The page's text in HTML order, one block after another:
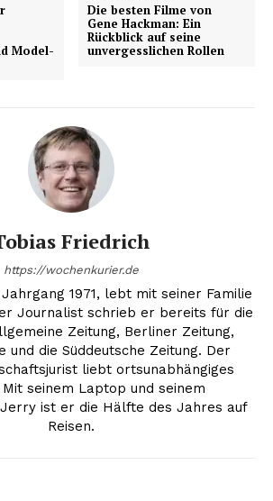
Model-
Die besten Filme von
Gene Hackman: Ein
Rückblick auf seine
unvergesslichen Rollen
Friedrich
https://wochenkurier.de
1971, lebt mit seiner Familie
Journalist schrieb er bereits für die
Zeitung, Berliner Zeitung,
und die Süddeutsche Zeitung. Der
liebt ortsunabhängiges
seinem Laptop und seinem
ist er die Hälfte des Jahres auf
Reisen.